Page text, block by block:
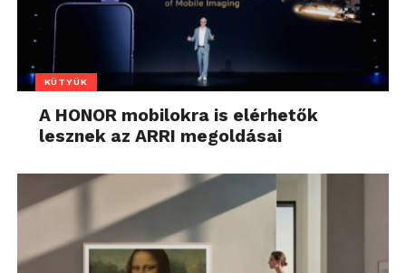
KÜTYÜK
A HONOR mobilokra is elérhetők
lesznek az ARRI megoldásai